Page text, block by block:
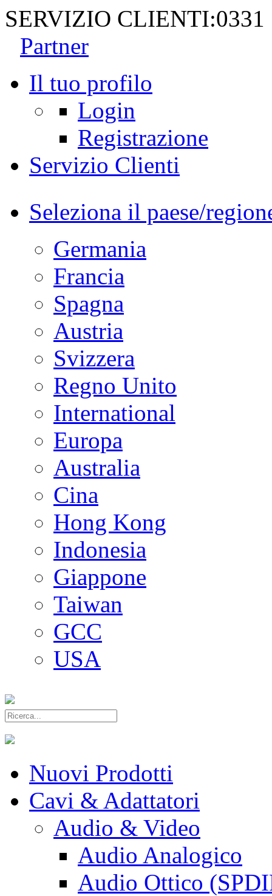
SERVIZIO CLIENTI:0331
Partner
Il tuo profilo
Login
Registrazione
Servizio Clienti
Seleziona il paese/
Germania
Francia
Spagna
Austria
Svizzera
Regno Unito
International
Europa
Australia
Cina
Hong Kong
Indonesia
Giappone
Taiwan
GCC
USA
Nuovi Prodotti
Cavi & Adattatori
Audio & Video
Audio Analogico
Audio Ottico